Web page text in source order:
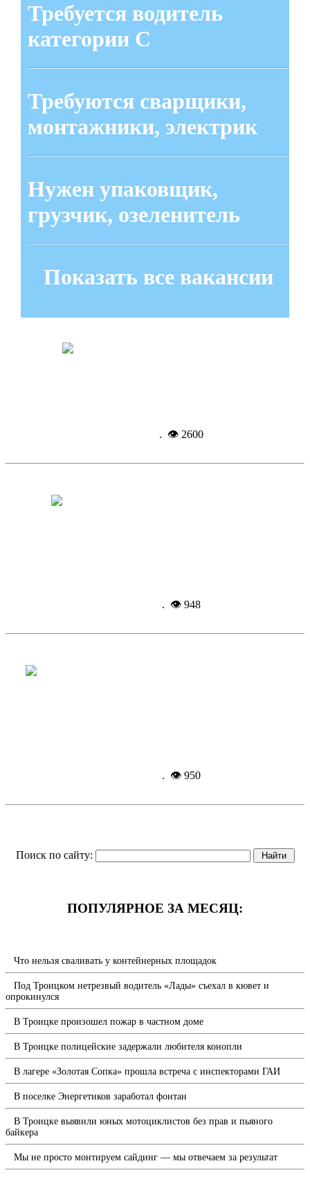
Требуется водитель
категории С
Требуются сварщики,
монтажники, электрик
Нужен упаковщик,
грузчик, озеленитель
Показать все вакансии
. 👁 2600
. 👁 948
. 👁 950
Поиск по сайту:
ПОПУЛЯРНОЕ ЗА МЕСЯЦ:
Что нельзя сваливать у контейнерных площадок
Под Троицком нетрезвый водитель «Лады» съехал в кювет и
опрокинулся
В Троицке произошел пожар в частном доме
В Троицке полицейские задержали любителя конопли
В лагере «Золотая Сопка» прошла встреча с инспекторами ГАИ
В поселке Энергетиков заработал фонтан
В Троицке выявили юных мотоциклистов без прав и пьяного
байкера
Мы не просто монтируем сайдинг — мы отвечаем за результат